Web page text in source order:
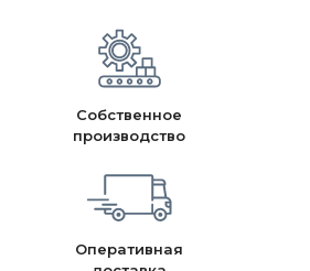
Собственное
производство
Оперативная